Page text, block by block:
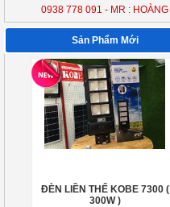
0938 778 091 - MR : HOÀNG
Sản Phẩm Mới
ĐÈN LIỀN THỂ KOBE 7300 (
300W )
KB - 7300
ĐÈN LIỀN THỂ KOBE 7300 (
300W )